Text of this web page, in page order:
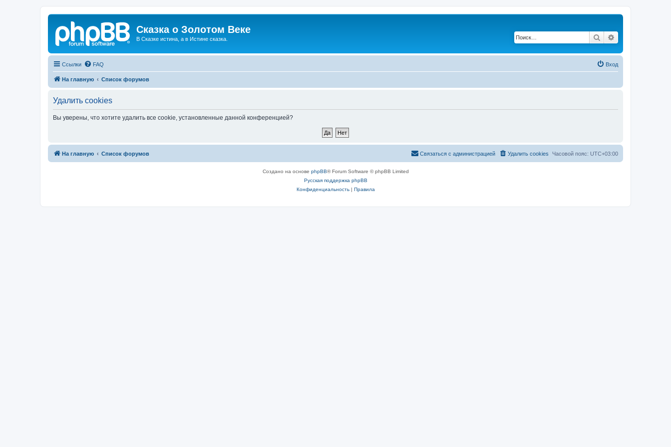
Сказка о Золотом Веке
В Сказке истина, а в Истине сказка. Поиск
Ссылки FAQ Вход
На главную Список форумов
Удалить cookies
Вы уверены, что хотите удалить все cookie, установленные данной конференцией?
На главную Список форумов Часовой пояс: UTC+03:00
Удалить cookies
Связаться с администрацией
Создано на основе phpBB® Forum Software © phpBB Limited
Русская поддержка phpBB
Конфиденциальность| Правила